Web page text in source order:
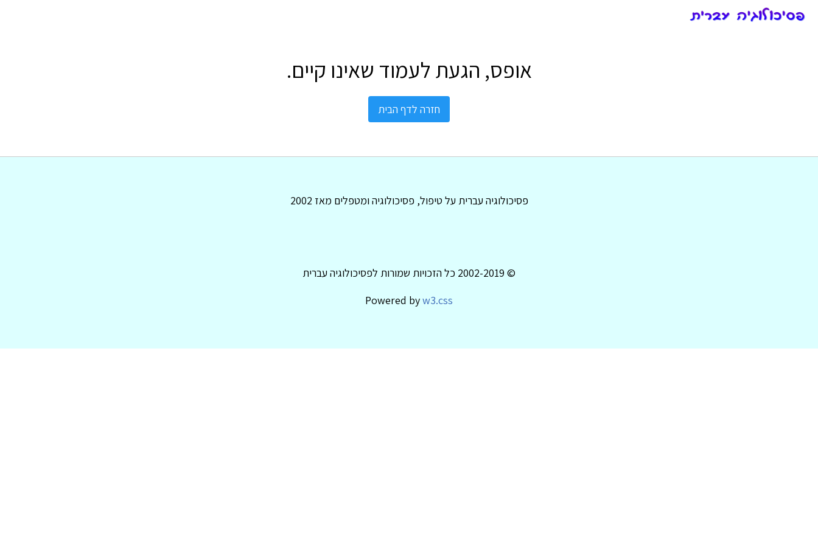
אופס, הגעת לעמוד שאינו קיים.
חזרה לדף הבית
פסיכולוגיה עברית על טיפול, פסיכולוגיה ומטפלים מאז 2002
© 2002-2019 כל הזכויות שמורות לפסיכולוגיה עברית
Powered byw3.css